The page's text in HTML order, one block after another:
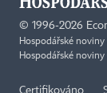
© 1996-2026
Hospodářské
Hospodářské
Certifikováno